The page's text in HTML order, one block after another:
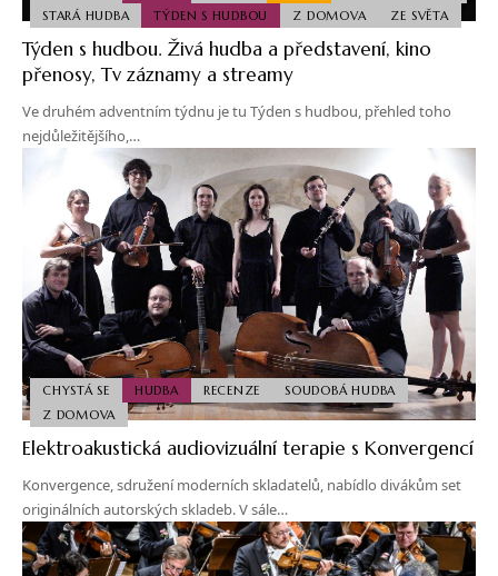
STARÁ HUDBA
TÝDEN S HUDBOU Z DOMOVA ZE SVĚTA
Týden s hudbou. Živá hudba a představení, kino
přenosy, Tv záznamy a streamy
Ve druhém adventním týdnu je tu Týden s hudbou, přehled toho
nejdůležitějšího,…
CHYSTÁ SE HUDBA RECENZE
SOUDOBÁ HUDBA
Z DOMOVA
Elektroakustická audiovizuální terapie s Konvergencí
Konvergence, sdružení moderních skladatelů, nabídlo divákům set
originálních autorských skladeb. V sále…